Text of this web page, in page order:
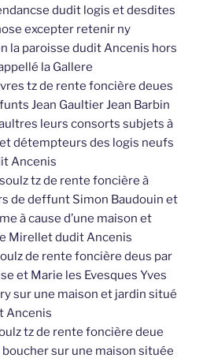
dudit logis et desdites
excepter retenir ny
la paroisse dudit Ancenis hors
la Gallere
tz de rente foncière deues
Jean Gaultier Jean Barbin
leurs consorts subjets à
détempteurs des logis neufs
Ancenis
tz de rente foncière à
de deffunt Simon Baudouin et
à cause d’une maison et
Mirellet dudit Ancenis
de rente foncière deus par
et Marie les Evesques Yves
sur une maison et jardin situé
Ancenis
tz de rente foncière deue
sur une maison située